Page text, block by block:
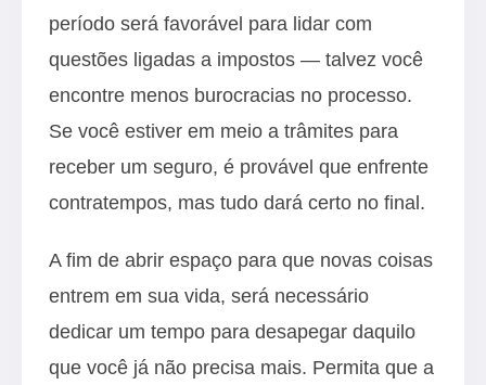
período será favorável para lidar com
questões ligadas a impostos — talvez você
encontre menos burocracias no processo.
Se você estiver em meio a trâmites para
receber um seguro, é provável que enfrente
contratempos, mas tudo dará certo no final.
A fim de abrir espaço para que novas coisas
entrem em sua vida, será necessário
dedicar um tempo para desapegar daquilo
que você já não precisa mais. Permita que a